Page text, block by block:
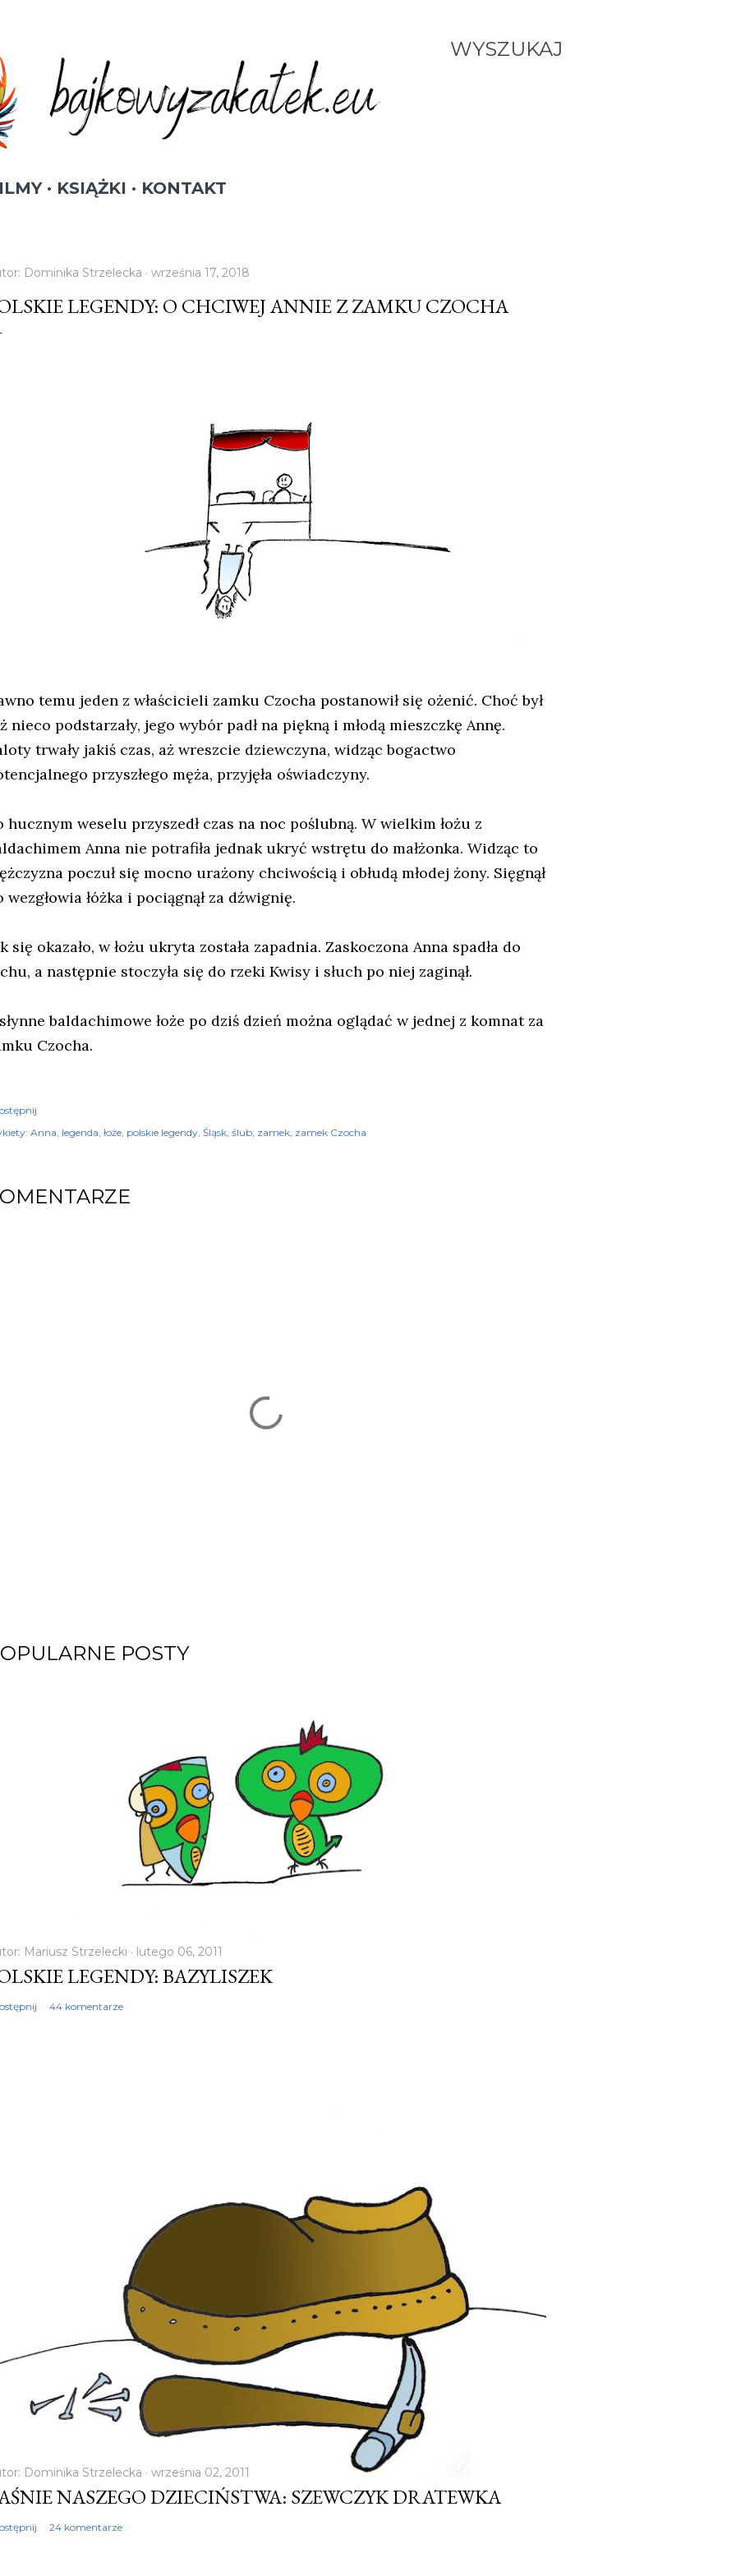
WYSZUKAJ
KSIĄŻKI KONTAKT
Dominika Strzelecka września 17, 2018
LEGENDY: O CHCIWEJ ANNIE Z ZAMKU CZOCHA
temu jeden z właścicieli zamku Czocha postanowił się ożenić. Choć był
nieco podstarzały, jego wybór padł na piękną i młodą mieszczkę Annę.
trwały jakiś czas, aż wreszcie dziewczyna, widząc bogactwo
przyszłego męża, przyjęła oświadczyny.
hucznym weselu przyszedł czas na noc poślubną. W wielkim łożu z
Anna nie potrafiła jednak ukryć wstrętu do małżonka. Widząc to
poczuł się mocno urażony chciwością i obłudą młodej żony. Sięgnął
wezgłowia łóżka i pociągnął za dźwignię.
się okazało, w łożu ukryta została zapadnia. Zaskoczona Anna spadła do
a następnie stoczyła się do rzeki Kwisy i słuch po niej zaginął.
baldachimowe łoże po dziś dzień można oglądać w jednej z komnat za
Czocha.
Anna legenda łoże polskie legendy Śląsk ślub zamek zamek Czocha
POSTY
Mariusz Strzelecki lutego 06, 2011
LEGENDY: BAZYLISZEK
44 komentarze
Dominika Strzelecka września 02, 2011
NASZEGO DZIECIŃSTWA: SZEWCZYK DRATEWKA
24 komentarze